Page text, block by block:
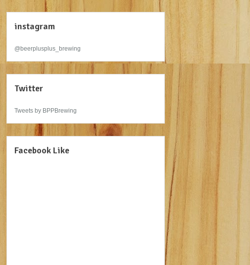
instagram
@beerplusplus_brewing
Twitter
Tweets by BPPBrewing
Facebook Like